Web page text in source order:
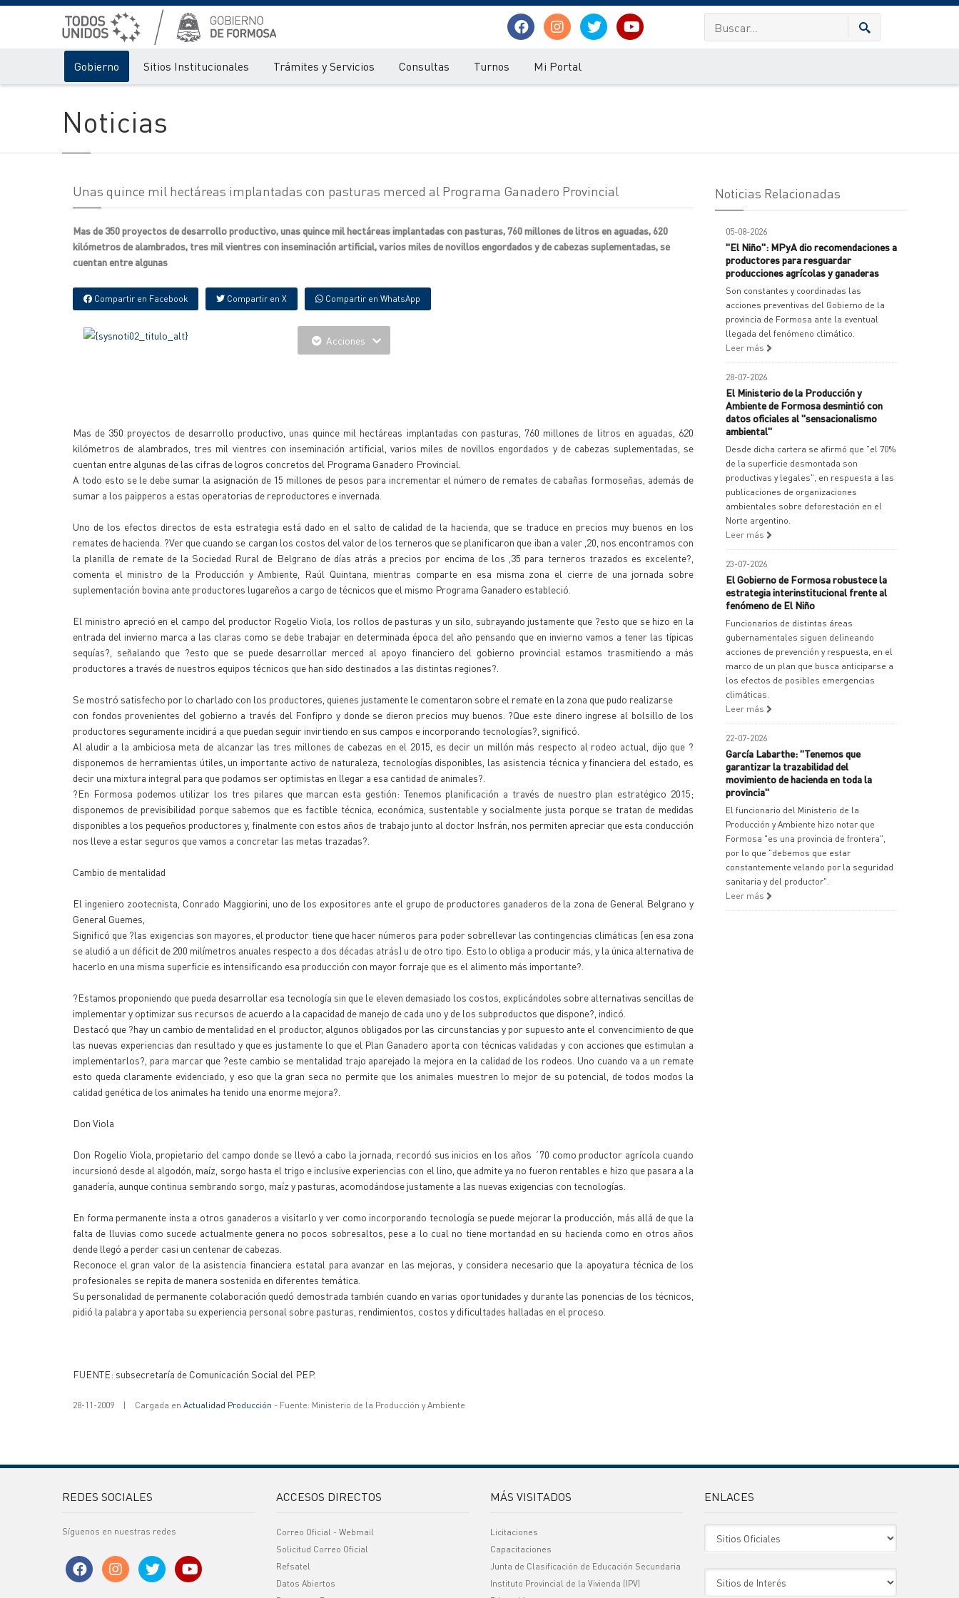
Gobierno Sitios Institucionales Trámites y Servicios Consultas Turnos Mi Portal
Noticias
Unas quince mil hectáreas implantadas con pasturas merced al Programa Ganadero Provincial
Mas de 350 proyectos de desarrollo productivo, unas quince mil hectáreas implantadas con pasturas, 760 millones de litros en aguadas, 620
kilómetros de alambrados, tres mil vientres con inseminación artificial, varios miles de novillos engordados y de cabezas suplementadas, se
cuentan entre algunas
Compartir en Facebook Compartir en X Compartir en WhatsApp
Acciones
Mas de 350 proyectos de desarrollo productivo, unas quince mil hectáreas implantadas con pasturas, 760 millones de litros en aguadas, 620
kilómetros de alambrados, tres mil vientres con inseminación artificial, varios miles de novillos engordados y de cabezas suplementadas, se
cuentan entre algunas de las cifras de logros concretos del Programa Ganadero Provincial.
A todo esto se le debe sumar la asignación de 15 millones de pesos para incrementar el número de remates de cabañas formoseñas, además de
sumar a los paipperos a estas operatorias de reproductores e invernada.
Uno de los efectos directos de esta estrategia está dado en el salto de calidad de la hacienda, que se traduce en precios muy buenos en los
remates de hacienda. ?Ver que cuando se cargan los costos del valor de los terneros que se planificaron que iban a valer ,20, nos encontramos con
la planilla de remate de la Sociedad Rural de Belgrano de días atrás a precios por encima de los ,35 para terneros trazados es excelente?,
comenta el ministro de la Producción y Ambiente, Raúl Quintana, mientras comparte en esa misma zona el cierre de una jornada sobre
suplementación bovina ante productores lugareños a cargo de técnicos que el mismo Programa Ganadero estableció.
El ministro apreció en el campo del productor Rogelio Viola, los rollos de pasturas y un silo, subrayando justamente que ?esto que se hizo en la
entrada del invierno marca a las claras como se debe trabajar en determinada época del año pensando que en invierno vamos a tener las típicas
sequías?, señalando que ?esto que se puede desarrollar merced al apoyo financiero del gobierno provincial estamos trasmitiendo a más
productores a través de nuestros equipos técnicos que han sido destinados a las distintas regiones?.
Se mostró satisfecho por lo charlado con los productores, quienes justamente le comentaron sobre el remate en la zona que pudo realizarse
con fondos provenientes del gobierno a través del Fonfipro y donde se dieron precios muy buenos. ?Que este dinero ingrese al bolsillo de los
productores seguramente incidirá a que puedan seguir invirtiendo en sus campos e incorporando tecnologías?, significó.
Al aludir a la ambiciosa meta de alcanzar las tres millones de cabezas en el 2015, es decir un millón más respecto al rodeo actual, dijo que ?
disponemos de herramientas útiles, un importante activo de naturaleza, tecnologías disponibles, las asistencia técnica y financiera del estado, es
decir una mixtura integral para que podamos ser optimistas en llegar a esa cantidad de animales?.
?En Formosa podemos utilizar los tres pilares que marcan esta gestión: Tenemos planificación a través de nuestro plan estratégico 2015;
disponemos de previsibilidad porque sabemos que es factible técnica, económica, sustentable y socialmente justa porque se tratan de medidas
disponibles a los pequeños productores y, finalmente con estos años de trabajo junto al doctor Insfrán, nos permiten apreciar que esta conducción
nos lleve a estar seguros que vamos a concretar las metas trazadas?.
Cambio de mentalidad
El ingeniero zootecnista, Conrado Maggiorini, uno de los expositores ante el grupo de productores ganaderos de la zona de General Belgrano y
General Guemes,
Significó que ?las exigencias son mayores, el productor tiene que hacer números para poder sobrellevar las contingencias climáticas (en esa zona
se aludió a un déficit de 200 milímetros anuales respecto a dos décadas atrás) u de otro tipo. Esto lo obliga a producir más, y la única alternativa de
hacerlo en una misma superficie es intensificando esa producción con mayor forraje que es el alimento más importante?.
?Estamos proponiendo que pueda desarrollar esa tecnología sin que le eleven demasiado los costos, explicándoles sobre alternativas sencillas de
implementar y optimizar sus recursos de acuerdo a la capacidad de manejo de cada uno y de los subproductos que dispone?, indicó.
Destacó que ?hay un cambio de mentalidad en el productor, algunos obligados por las circunstancias y por supuesto ante el convencimiento de que
las nuevas experiencias dan resultado y que es justamente lo que el Plan Ganadero aporta con técnicas validadas y con acciones que estimulan a
implementarlos?, para marcar que ?este cambio se mentalidad trajo aparejado la mejora en la calidad de los rodeos. Uno cuando va a un remate
esto queda claramente evidenciado, y eso que la gran seca no permite que los animales muestren lo mejor de su potencial, de todos modos la
calidad genética de los animales ha tenido una enorme mejora?.
Don Viola
Don Rogelio Viola, propietario del campo donde se llevó a cabo la jornada, recordó sus inicios en los años ´70 como productor agrícola cuando
incursionó desde al algodón, maíz, sorgo hasta el trigo e inclusive experiencias con el lino, que admite ya no fueron rentables e hizo que pasara a la
ganadería, aunque continua sembrando sorgo, maíz y pasturas, acomodándose justamente a las nuevas exigencias con tecnologías.
En forma permanente insta a otros ganaderos a visitarlo y ver como incorporando tecnología se puede mejorar la producción, más allá de que la
falta de lluvias como sucede actualmente genera no pocos sobresaltos, pese a lo cual no tiene mortandad en su hacienda como en otros años
dende llegó a perder casi un centenar de cabezas.
Reconoce el gran valor de la asistencia financiera estatal para avanzar en las mejoras, y considera necesario que la apoyatura técnica de los
profesionales se repita de manera sostenida en diferentes temática.
Su personalidad de permanente colaboración quedó demostrada también cuando en varias oportunidades y durante las ponencias de los técnicos,
pidió la palabra y aportaba su experiencia personal sobre pasturas, rendimientos, costos y dificultades halladas en el proceso.
FUENTE: subsecretaría de Comunicación Social del PEP.
28-11-2009 | Cargada en Actualidad Producción - Fuente: Ministerio de la Producción y Ambiente
Noticias Relacionadas
05-08-2026
"El Niño": MPyA dio recomendaciones a
productores para resguardar
producciones agrícolas y ganaderas
Son constantes y coordinadas las
acciones preventivas del Gobierno de la
provincia de Formosa ante la eventual
llegada del fenómeno climático.
Leer más
28-07-2026
El Ministerio de la Producción y
Ambiente de Formosa desmintió con
datos oficiales al "sensacionalismo
ambiental"
Desde dicha cartera se afirmó que "el 70%
de la superficie desmontada son
productivas y legales", en respuesta a las
publicaciones de organizaciones
ambientales sobre deforestación en el
Norte argentino.
Leer más
23-07-2026
El Gobierno de Formosa robustece la
estrategia interinstitucional frente al
fenómeno de El Niño
Funcionarios de distintas áreas
gubernamentales siguen delineando
acciones de prevención y respuesta, en el
marco de un plan que busca anticiparse a
los efectos de posibles emergencias
climáticas.
Leer más
22-07-2026
García Labarthe: "Tenemos que
garantizar la trazabilidad del
movimiento de hacienda en toda la
provincia"
El funcionario del Ministerio de la
Producción y Ambiente hizo notar que
Formosa "es una provincia de frontera",
por lo que "debemos que estar
constantemente velando por la seguridad
sanitaria y del productor".
Leer más
REDES SOCIALES
Síguenos en nuestras redes
ACCESOS DIRECTOS
Correo Oficial - Webmail
Solicitud Correo Oficial
Refsatel
Datos Abiertos
MÁS VISITADOS
Licitaciones
Capacitaciones
Junta de Clasificación de Educación Secundaria
Instituto Provincial de la Vivienda (IPV)
ENLACES